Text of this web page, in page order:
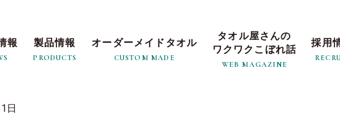
報 製品情報
PRODUCTS
オーダーメイドタオル
CUSTOM MADE
タオル屋さんの
ワクワクこぼれ話
WEB MAGAZINE
採用
日